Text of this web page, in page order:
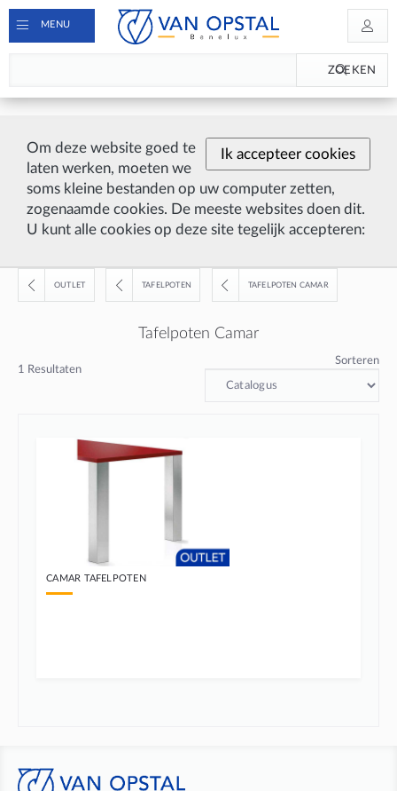
Ik accepteer cookies
Om deze website goed te
laten werken, moeten we
soms kleine bestanden op uw computer zetten,
zogenaamde cookies. De meeste websites doen dit.
U kunt alle cookies op deze site tegelijk accepteren:
MENU
ZOEKEN
OUTLET TAFELPOTEN TAFELPOTEN CAMAR
Tafelpoten Camar
1 Resultaten
Sorteren
CAMAR TAFELPOTEN